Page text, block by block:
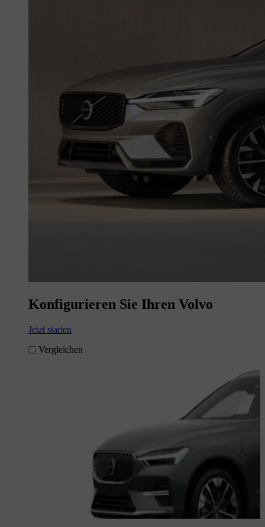
Konfigurieren Sie Ihren Volvo
Jetzt starten
Vergleichen